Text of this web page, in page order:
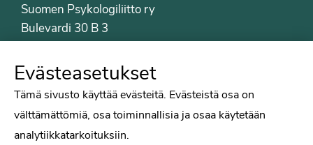
Suomen Psykologiliitto ry
Bulevardi 30 B 3
00120 Helsinki
Puh. 09-6122 9122
Psykologiliiton sivut
Työelämä
Evästeasetukset
Tämä sivusto käyttää evästeitä. Evästeistä osa on
välttämättömiä, osa toiminnallisia ja osaa käytetään
analytiikkatarkoituksiin.